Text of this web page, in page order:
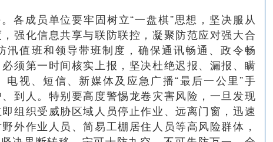
各成员单位要牢固树立“一盘棋”思想，坚决服从
强化信息共享与联防联控，凝聚防范应对强大合
汛值班和领导带班制度，确保通讯畅通、政令畅
须第一时间核实上报，坚决杜绝迟报、漏报、瞒
电视、短信、新媒体及应急广播“最后一公里”手
到人。特别要高度警惕龙卷灾害风险，一旦发现
组织受威胁区域人员停止作业、远离门窗，迅速
外作业人员、简易工棚居住人员等高风险群体，